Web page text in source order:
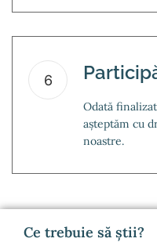
6
Odată
așteptăm cu
noastre.
Ce trebuie să știi?